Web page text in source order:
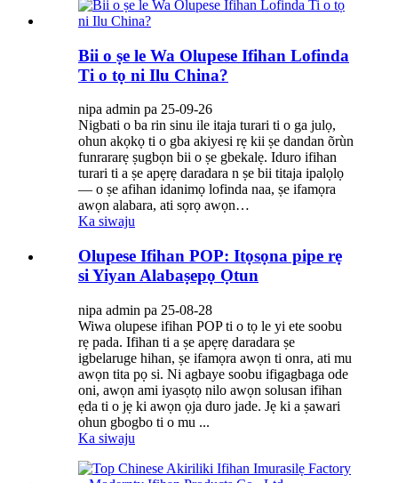
Bii o ṣe le Wa Olupese Ifihan Lofinda
Ti o tọ ni Ilu China?
nipa admin pa 25-09-26
Nigbati o ba rin sinu ile itaja turari ti o ga julọ,
ohun akọkọ ti o gba akiyesi rẹ kii ṣe dandan õrùn
funrararẹ ṣugbọn bii o ṣe gbekalẹ. Iduro ifihan
turari ti a ṣe apẹrẹ daradara n ṣe bii titaja ipalọlọ
— o ṣe afihan idanimọ lofinda naa, ṣe ifamọra
awọn alabara, ati sọrọ awọn…
Ka siwaju
Olupese Ifihan POP: Itọsọna pipe rẹ
si Yiyan Alabaṣepọ Ọtun
nipa admin pa 25-08-28
Wiwa olupese ifihan POP ti o tọ le yi ete soobu
rẹ pada. Ifihan ti a ṣe apẹrẹ daradara ṣe
igbelaruge hihan, ṣe ifamọra awọn ti onra, ati mu
awọn tita pọ si. Ni agbaye soobu ifigagbaga ode
oni, awọn ami iyasọtọ nilo awọn solusan ifihan
ẹda ti o jẹ ki awọn ọja duro jade. Jẹ ki a ṣawari
ohun gbogbo ti o mu ...
Ka siwaju